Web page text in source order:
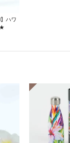
】ハワ